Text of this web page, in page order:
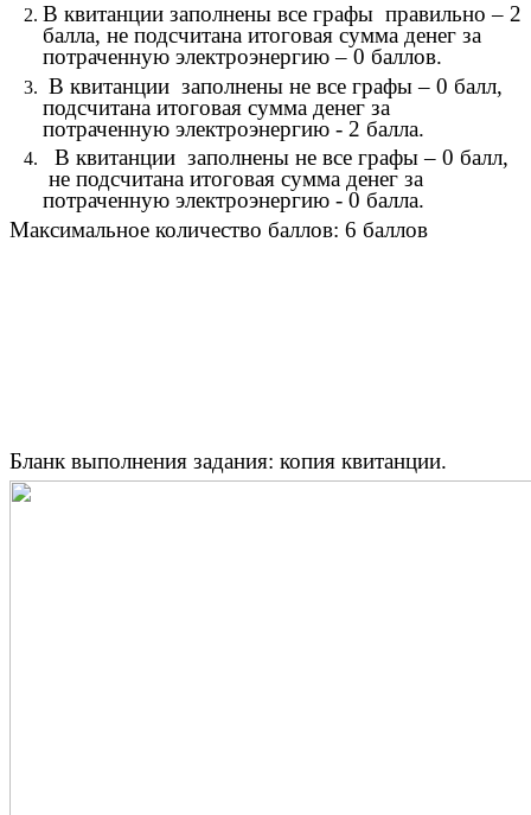
В квитанции заполнены все графы правильно – 2
балла, не подсчитана итоговая сумма денег за
потраченную электроэнергию – 0 баллов.
В квитанции заполнены не все графы – 0 балл,
подсчитана итоговая сумма денег за
потраченную электроэнергию - 2 балла.
В квитанции заполнены не все графы – 0 балл,
не подсчитана итоговая сумма денег за
потраченную электроэнергию - 0 балла.
Максимальное количество баллов: 6 баллов
Бланк выполнения задания: копия квитанции.